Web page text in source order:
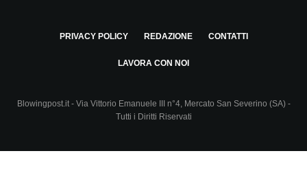
PRIVACY POLICY REDAZIONE CONTATTI
LAVORA CON NOI
Blowingpost.it - Via Vittorio Emanuele III n°4, Mercato San Severino (SA) -
Tutti i Diritti Riservati